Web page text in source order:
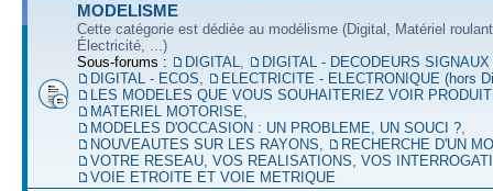
MODELISME
Cette catégorie est dédiée au modélisme (Digital, Matériel
Électricité, ...)
Sous-forums :
DIGITAL,
DIGITAL - DECODEURS
DIGITAL - ECOS,
ELECTRICITE - ELECTRONIQUE (hors
LES MODELES QUE VOUS SOUHAITERIEZ VOIR
MATERIEL MOTORISE,
MODELES D'OCCASION : UN PROBLEME, UN SOUCI ?,
NOUVEAUTES SUR LES RAYONS,
RECHERCHE D'UN
VOTRE RESEAU, VOS REALISATIONS, VOS
VOIE ETROITE ET VOIE METRIQUE